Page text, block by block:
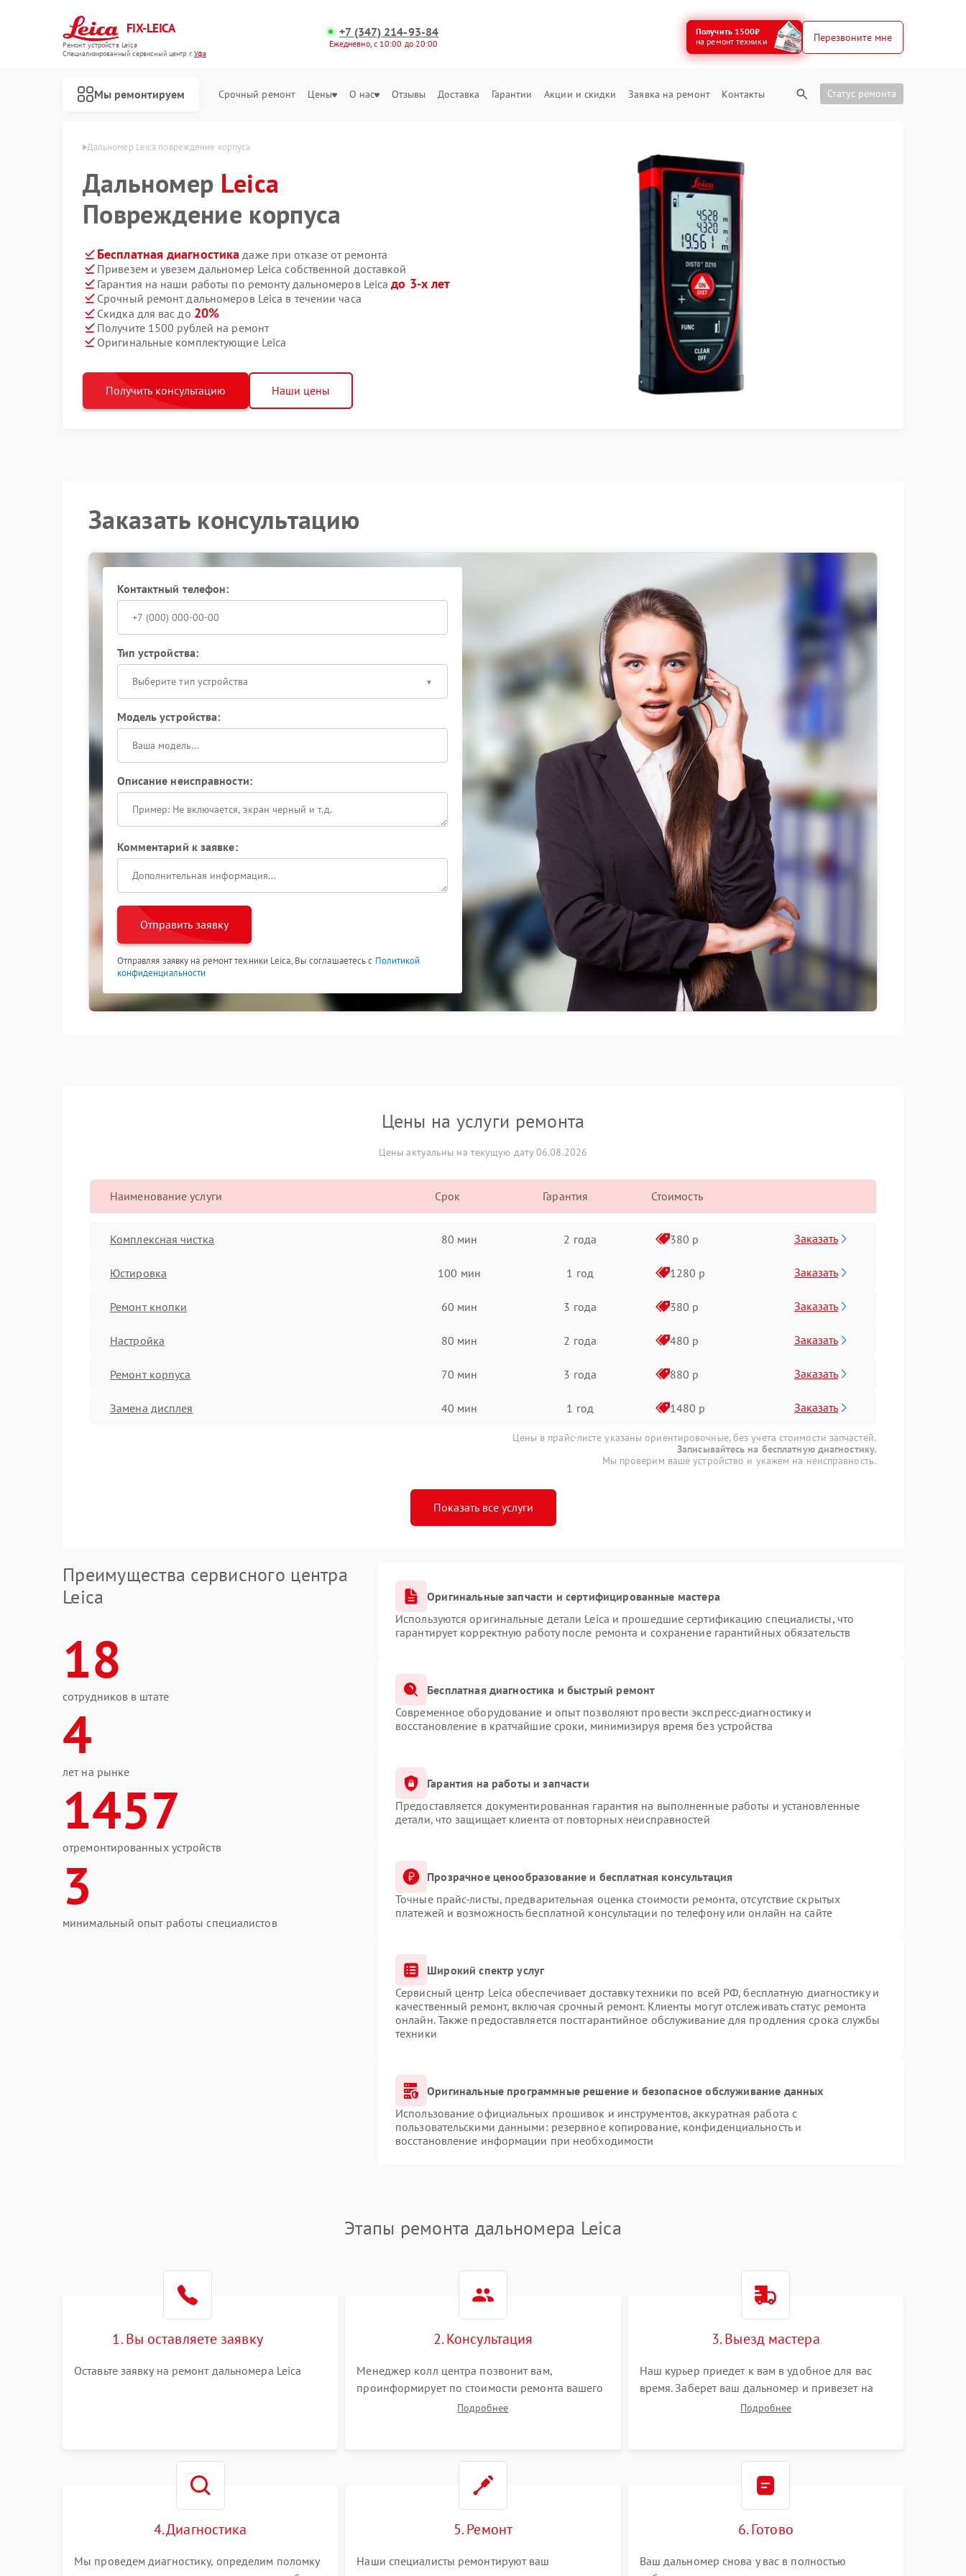
FIX-LEICA
Ремонт устройств Leica
Специализированный cервисный центр г.Уфа
+7 (347) 214-93-84
Ежедневно, с 10:00 до 20:00
Получить 1500₽
на ремонт техники
Перезвоните мне
Мы ремонтируем Срочный ремонт Цены О нас Отзывы Доставка Гарантии Акции и скидки Заявка на ремонт Контакты Статус ремонта
Дальномер Leica повреждение корпуса
Дальномер Leica
Повреждение корпуса
Бесплатная диагностика даже при отказе от ремонта
Привезем и увезем дальномер Leica собственной доставкой
Гарантия на наши работы по ремонту дальномеров Leicaдо 3-х лет
Срочный ремонт дальномеров Leica в течении часа
Скидка для вас до 20%
Получите 1500 рублей на ремонт
Оригинальные комплектующие Leica
Получить консультацию Наши цены
Заказать консультацию
Контактный телефон:
Тип устройства:
Выберите тип устройства
Модель устройства:
Описание неисправности:
Комментарий к заявке:
Отправить заявку
Отправляя заявку на ремонт техники Leica, Вы соглашаетесь с Политикой
конфиденциальности
Цены на услуги ремонта
Цены актуальны на текущую дату 06.08.2026
Наименование услуги Срок Гарантия Стоимость
Комплексная чистка 80 мин 2 года 380 р Заказать
Юстировка 100 мин 1 год 1280 р Заказать
Ремонт кнопки 60 мин 3 года 380 р Заказать
Настройка 80 мин 2 года 480 р Заказать
Ремонт корпуса 70 мин 3 года 880 р Заказать
Замена дисплея 40 мин 1 год 1480 р Заказать
Цены в прайс-листе указаны ориентировочные, без учета стоимости запчастей.
Записывайтесь на бесплатную диагностику.
Мы проверим ваше устройство и укажем на неисправность.
Показать все услуги
Преимущества сервисного центра
Leica
18
сотрудников в штате
4
лет на рынке
1457
отремонтированных устройств
3
минимальный опыт работы специалистов
Оригинальные запчасти и сертифицированные мастера
Используются оригинальные детали Leica и прошедшие сертификацию специалисты, что
гарантирует корректную работу после ремонта и сохранение гарантийных обязательств
Бесплатная диагностика и быстрый ремонт
Современное оборудование и опыт позволяют провести экспресс-диагностику и
восстановление в кратчайшие сроки, минимизируя время без устройства
Гарантия на работы и запчасти
Предоставляется документированная гарантия на выполненные работы и установленные
детали, что защищает клиента от повторных неисправностей
Прозрачное ценообразование и бесплатная консультация
Точные прайс-листы, предварительная оценка стоимости ремонта, отсутствие скрытых
платежей и возможность бесплатной консультации по телефону или онлайн на сайте
Широкий спектр услуг
Сервисный центр Leica обеспечивает доставку техники по всей РФ, бесплатную диагностику и
качественный ремонт, включая срочный ремонт. Клиенты могут отслеживать статус ремонта
онлайн. Также предоставляется постгарантийное обслуживание для продления срока службы
техники
Оригинальные программные решение и безопасное обслуживание данных
Использование официальных прошивок и инструментов, аккуратная работа с
пользовательскими данными: резервное копирование, конфиденциальность и
восстановление информации при необходимости
Этапы ремонта дальномера Leica
1. Вы оставляете заявку
Оставьте заявку на ремонт дальномера Leica
2. Консультация
Менеджер колл центра позвонит вам,
проинформирует по стоимости ремонта вашего
дальномера а также ответит на все ваши
Подробнее
3. Выезд мастера
Наш курьер приедет к вам в удобное для вас
время. Заберет ваш дальномер и привезет на
склад для диагностики.Подробнее
4. Диагностика
Мы проведем диагностику, определим поломку
5. Ремонт
Наши специалисты ремонтируют ваш
6. Готово
Ваш дальномер снова у вас в полностью